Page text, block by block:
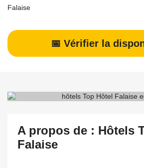
Falaise
📅 Vérifier la
A propos de : Hôtels
Falaise